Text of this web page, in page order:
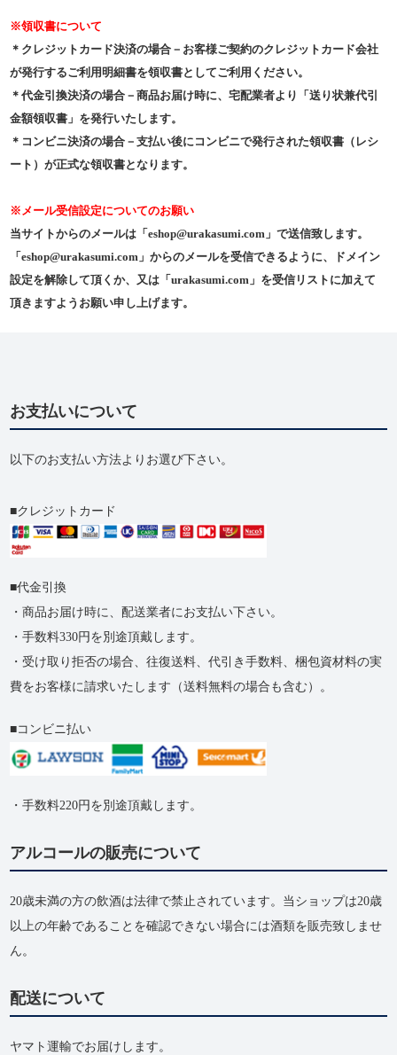
※領収書について
＊クレジットカード決済の場合－お客様ご契約のクレジットカード会社
が発行するご利用明細書を領収書としてご利用ください。
＊代金引換決済の場合－商品お届け時に、宅配業者より「送り状兼代引
金額領収書」を発行いたします。
＊コンビニ決済の場合－支払い後にコンビニで発行された領収書（レシ
ート）が正式な領収書となります。
※メール受信設定についてのお願い
当サイトからのメールは「eshop@urakasumi.com」で送信致します。
「eshop@urakasumi.com」からのメールを受信できるように、ドメイン
設定を解除して頂くか、又は「urakasumi.com」を受信リストに加えて
頂きますようお願い申し上げます。
お支払いについて
以下のお支払い方法よりお選び下さい。
クレジットカード
代金引換
・商品お届け時に、配送業者にお支払い下さい。
・手数料330円を別途頂戴します。
・受け取り拒否の​場合、​往復送料、​代引き手数料、​梱包資材料の​実
費を​お客様に​請求いたします​（送料無料の​場合も​含む）。
コンビニ払い
・手数料220円を別途頂戴します。
アルコールの販売について
20歳未満の方の飲酒は法律で禁止されています。当ショップは20歳
以上の年齢であることを確認できない場合には酒類を販売致しませ
ん。
配送について
ヤマト運輸でお届けします。